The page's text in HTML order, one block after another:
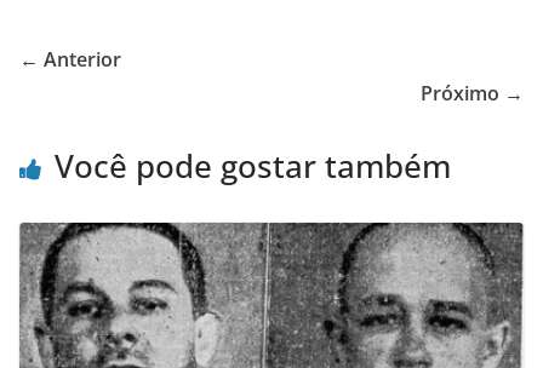
← Anterior
Próximo →
Você pode gostar também